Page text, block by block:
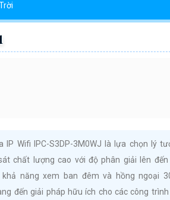
IP Wifi IPC-S3DP-3M0WJ là lựa chọn lý
chất lượng cao với độ phân giải lên đến
khả năng xem ban đêm và hồng ngoại
đến giải pháp hữu ích cho các công trình